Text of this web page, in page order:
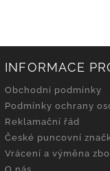
INFORMACE
Obchodní podmínky
Podmínky ochrany
Reklamační řád
České puncovní
Vrácení a výměna